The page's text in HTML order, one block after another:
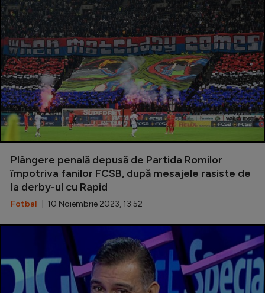
Plângere penală depusă de Partida Romilor
împotriva fanilor FCSB, după mesajele rasiste de
la derby-ul cu Rapid
Fotbal | 10 Noiembrie 2023, 13:52